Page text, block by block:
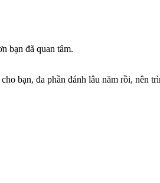
bạn đã quan tâm.
bạn, đa phần đánh lâu năm rồi, nên